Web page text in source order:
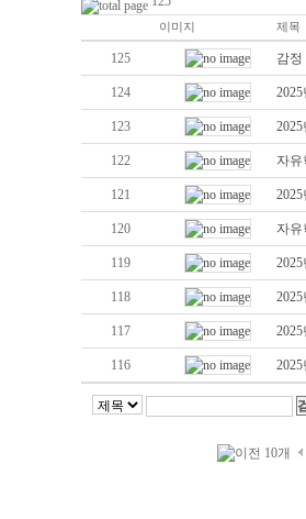
이미지 제목
125 감
124
123
122 자
121
120 자
119
118
117
116